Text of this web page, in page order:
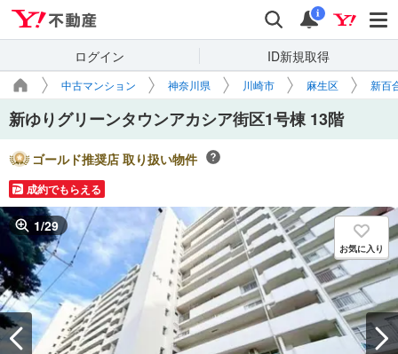
検索 通知
i
ログイン ID新規取得
中古マンション 神奈川県 川崎市 麻生区 新百
新ゆりグリーンタウンアカシア街区1号棟 13階
ゴールド推奨店 取り扱い物件
成約でもらえる
1/29
お気に入り